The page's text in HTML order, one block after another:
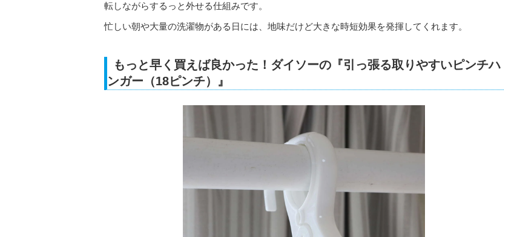
転しながらするっと外せる仕組みです。
忙しい朝や大量の洗濯物がある日には、地味だけど大きな時短効果を発揮してくれます。
もっと早く買えば良かった！ダイソーの『引っ張る取りやすいピンチハ
ンガー（18ピンチ）』